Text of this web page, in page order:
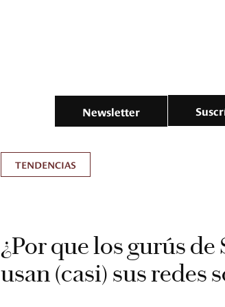
Newsletter
TENDENCIAS
¿Por que los gurús
usan (casi) sus redes